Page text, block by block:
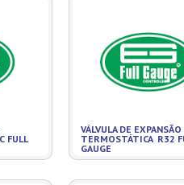
FULL
VÁLVULA DE EXPANSÃO
TERMOSTÁTICA R32
GAUGE